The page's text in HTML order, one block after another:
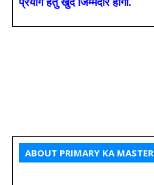
ABOUT PRIMARY KA MASTER